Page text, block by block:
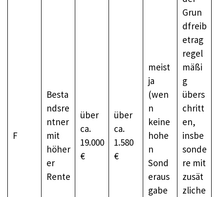
F
Besta
ndsre
ntner
mit
höher
er
Rente
über
ca.
19.000
€
über
ca.
1.580
€
meist
ja
(wen
n
keine
hohe
n
Sond
eraus
gabe
Grun
dfreib
etrag
regel
mäßi
g
übers
chritt
en,
insbe
sonde
re mit
zusät
zliche